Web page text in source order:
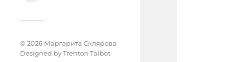
© 2026 Маргарита Склярова
Designed byTrenton Talbot